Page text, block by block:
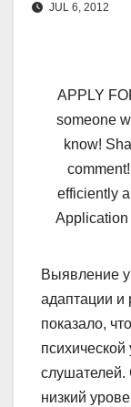
JUL 6, 2012
APPLY
someone
know!
efficiently
Application
Выявление
адаптации и
показало,
слушателей.
низкий